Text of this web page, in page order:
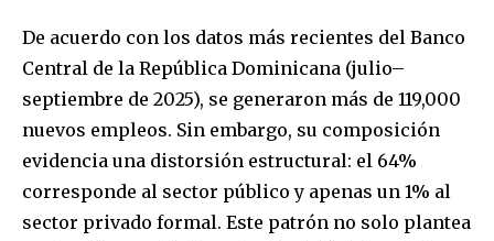
De acuerdo con los datos más recientes del Banco
Central de la República Dominicana (julio–
septiembre de 2025), se generaron más de 119,000
nuevos empleos. Sin embargo, su composición
evidencia una distorsión estructural: el 64%
corresponde al sector público y apenas un 1% al
sector privado formal. Este patrón no solo plantea